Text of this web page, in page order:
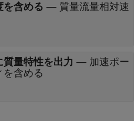
を含める — 質量流量相対速
量特性を出力 — 加速ポー
を含める